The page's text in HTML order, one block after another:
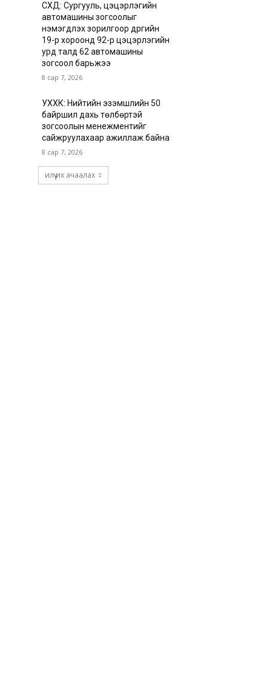
СХД: Сургууль, цэцэрлэгийн
автомашины зогсоолыг
нэмэгдүүлэх зорилгоор дүүргийн
19-р хороонд 92-р цэцэрлэгийн
урд талд 62 автомашины
зогсоол барьжээ
8 сар 7, 2026
УХХК: Нийтийн эзэмшлийн 50
байршил дахь төлбөртэй
зогсоолын менежментийг
сайжруулахаар ажиллаж байна
8 сар 7, 2026
илүү их ачаалах